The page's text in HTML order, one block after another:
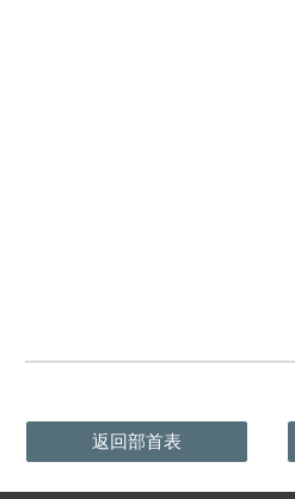
返回部首表